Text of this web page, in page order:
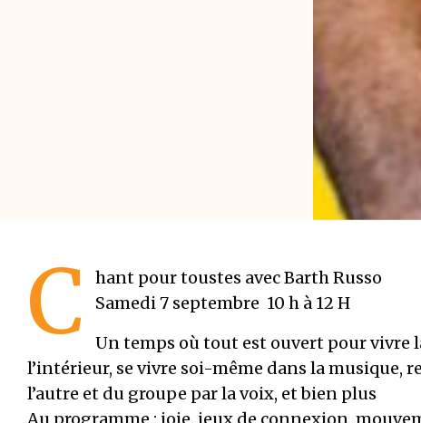
C
hant pour toustes avec Barth Russo
Samedi 7 septembre 10 h à 12 H
Un temps où tout est ouvert pour vivre
l’intérieur, se vivre soi-même dans la musique,
l’autre et du groupe par la voix, et bien plus
Au programme : joie, jeux de connexion,